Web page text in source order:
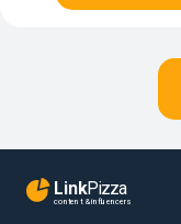
LinkPizza
content & influencers